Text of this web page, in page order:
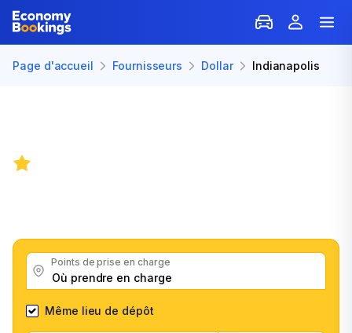
Page d'accueil Fournisseurs Dollar Indianapolis
Points de prise en charge
Même lieu de dépôt